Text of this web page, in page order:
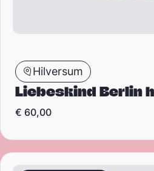
Hilversum
Liebeskind Berlin
€ 60,00
Samsonite laptop rugzak